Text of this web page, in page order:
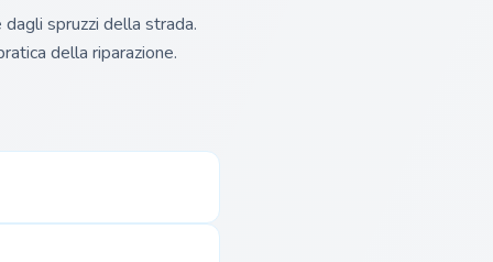
spruzzi della strada.
della riparazione.